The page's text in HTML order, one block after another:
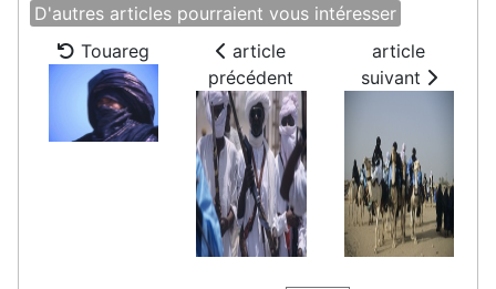
D'autres articles pourraient vous intéresser
Touareg
article
précédent
article
suivant